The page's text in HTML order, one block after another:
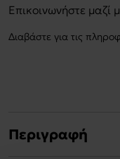
Επικοινωνήστε μαζί
Διαβάστε για τις
Περιγραφή